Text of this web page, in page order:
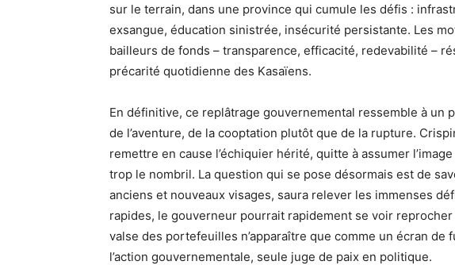
sur le terrain, dans une province qui cumule les défis :
exsangue, éducation sinistrée, insécurité persistante. Les
bailleurs de fonds – transparence, efficacité, redevabilité –
précarité quotidienne des Kasaïens.
En définitive, ce replâtrage gouvernemental ressemble à un
de l’aventure, de la cooptation plutôt que de la rupture.
remettre en cause l’échiquier hérité, quitte à assumer
trop le nombril. La question qui se pose désormais est de
anciens et nouveaux visages, saura relever les immenses
rapides, le gouverneur pourrait rapidement se voir
valse des portefeuilles n’apparaître que comme un écran de
l’action gouvernementale, seule juge de paix en politique.